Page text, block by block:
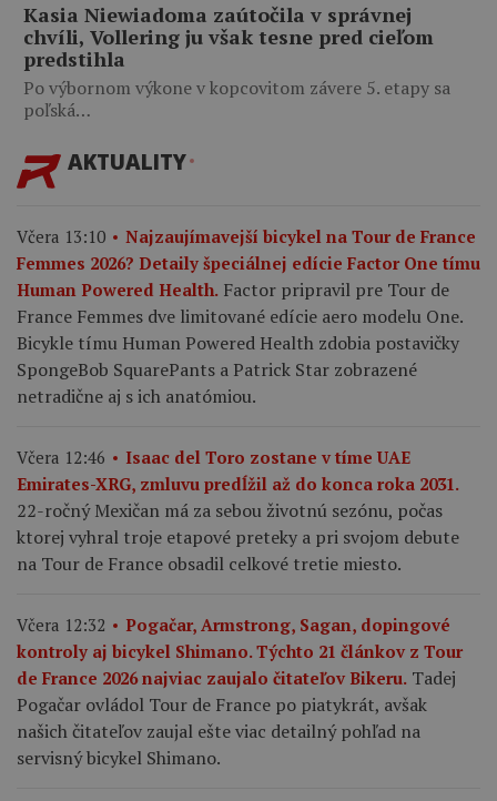
Kasia Niewiadoma zaútočila v správnej
chvíli, Vollering ju však tesne pred cieľom
predstihla
Po výbornom výkone v kopcovitom závere 5. etapy sa
poľská…
AKTUALITY
Včera 13:10
Najzaujímavejší bicykel na Tour de France
Femmes 2026? Detaily špeciálnej edície Factor One tímu
Human Powered Health. Factor pripravil pre Tour de
France Femmes dve limitované edície aero modelu One.
Bicykle tímu Human Powered Health zdobia postavičky
SpongeBob SquarePants a Patrick Star zobrazené
netradične aj s ich anatómiou.
Včera 12:46
Isaac del Toro zostane v tíme UAE
Emirates-XRG, zmluvu predĺžil až do konca roka 2031.
22-ročný Mexičan má za sebou životnú sezónu, počas
ktorej vyhral troje etapové preteky a pri svojom debute
na Tour de France obsadil celkové tretie miesto.
Včera 12:32
Pogačar, Armstrong, Sagan, dopingové
kontroly aj bicykel Shimano. Týchto 21 článkov z Tour
de France 2026 najviac zaujalo čitateľov Bikeru. Tadej
Pogačar ovládol Tour de France po piatykrát, avšak
našich čitateľov zaujal ešte viac detailný pohľad na
servisný bicykel Shimano.